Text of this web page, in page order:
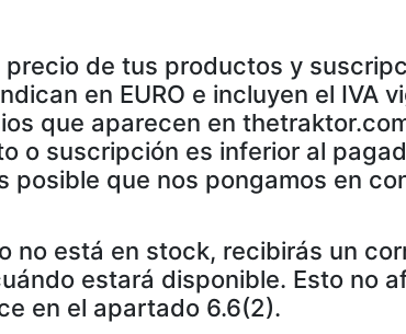
precio de tus productos y
en EURO e incluyen el IVA
que aparecen en
o suscripción es inferior al
posible que nos pongamos en
no está en stock, recibirás un
estará disponible. Esto no
en el apartado 6.6(2).